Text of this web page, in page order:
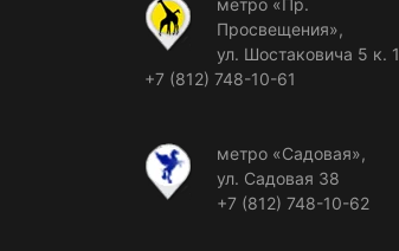
метро «Пр.
Просвещения»,
ул. Шостаковича 5 к. 1
+7 (812) 748-10-61
метро «Садовая»,
ул. Садовая 38
+7 (812) 748-10-62